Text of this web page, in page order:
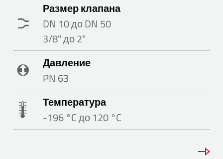
Размер клапана
DN 10 до DN 50
3/8" до 2"
Давление
PN 63
Температура
-196 °C до 120 °C